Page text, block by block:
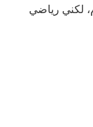
الدم، لكني رياضي